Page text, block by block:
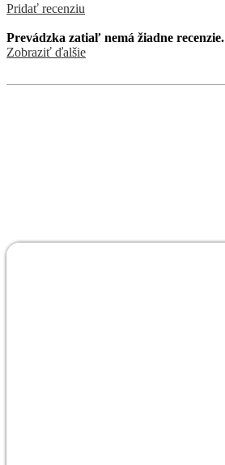
Pridať recenziu
Prevádzka zatiaľ nemá žiadne recenzie.
Zobraziť ďalšie